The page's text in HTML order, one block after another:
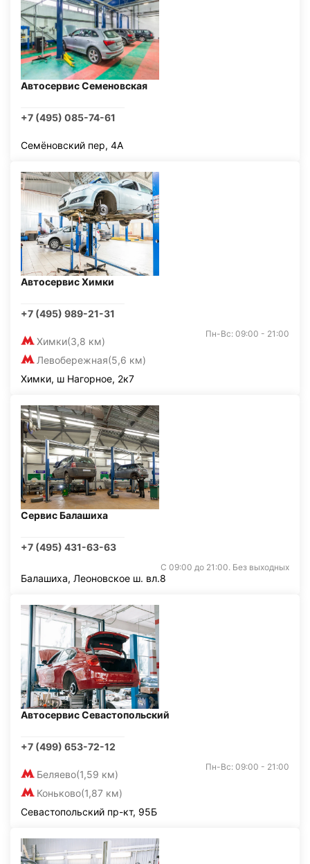
Автосервис Семеновская
+7 (495) 085-74-61
Семёновский пер, 4А
Автосервис Химки
+7 (495) 989-21-31
Химки(3,8 км)
Левобережная(5,6 км)
Пн-Вс: 09:00 - 21:00
Химки, ш Нагорное, 2к7
Сервис Балашиха
+7 (495) 431-63-63
С 09:00 до 21:00. Без выходных
Балашиха, Леоновское ш. вл.8
Автосервис Севастопольский
+7 (499) 653-72-12
Беляево(1,59 км)
Коньково(1,87 км)
Пн-Вс: 09:00 - 21:00
Севастопольский пр-кт, 95Б